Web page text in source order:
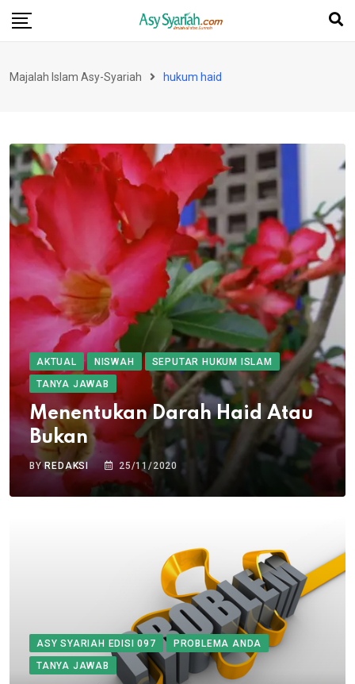
Skip
Majalah Islam Asy-Syariah hukum haid
AKTUAL NISWAH
SEPUTAR HUKUM ISLAM
TANYA JAWAB
Menentukan Darah Haid Atau
Bukan
BYREDAKSI 25/11/2020
ASY SYARIAH EDISI 097
PROBLEMA ANDA
TANYA JAWAB